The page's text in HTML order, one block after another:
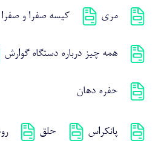
مری کیسه صفرا و صفرا
همه چیز درباره دستگاه گوارش
حفره دهان
پانکراس حلق